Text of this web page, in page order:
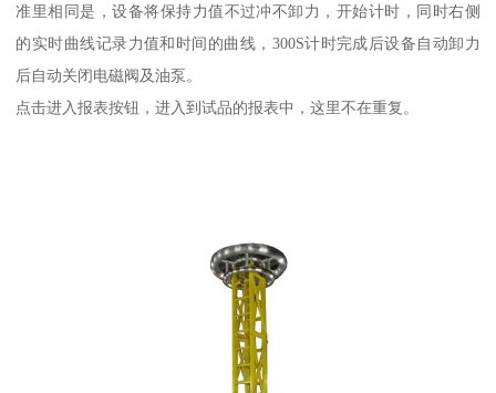
准里相同是，设备将保持力值不过冲不卸力，开始计时，同时右侧
的实时曲线记录力值和时间的曲线，300S计时完成后设备自动卸力
后自动关闭电磁阀及油泵。
点击进入报表按钮，进入到试品的报表中，这里不在重复。